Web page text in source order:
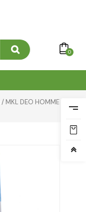
0
/ MKL DEO HOMME